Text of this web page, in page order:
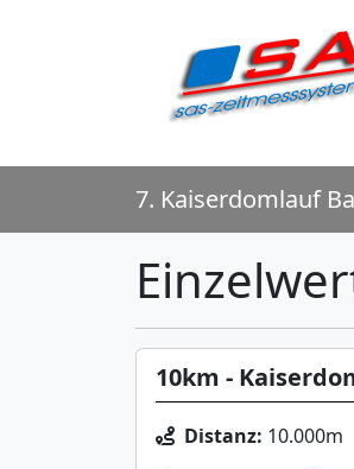
7. Kaiserdomlauf
10km -
Distanz: 10.000m